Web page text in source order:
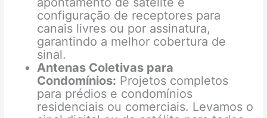
configuração de receptores para
canais livres ou por assinatura,
garantindo a melhor cobertura de
sinal.
Antenas Coletivas para
Condomínios: Projetos completos
para prédios e condomínios
residenciais ou comerciais. Levamos o